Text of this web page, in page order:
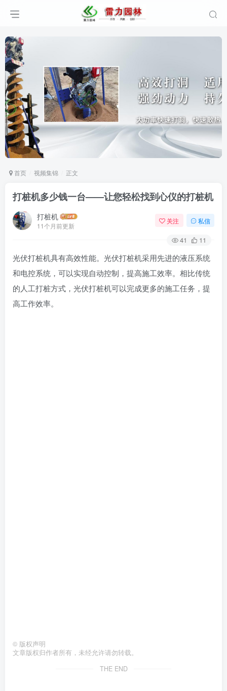
首页 视频集锦 正文
打桩机多少钱一台——让您轻松找到心仪的打桩机
打桩机
11个月前更新
关注 私信
41 11
光伏打桩机具有高效性能。光伏打桩机采用先进的液压系统
和电控系统，可以实现自动控制，提高施工效率。相比传统
的人工打桩方式，光伏打桩机可以完成更多的施工任务，提
高工作效率。
© 版权声明
文章版权归作者所有，未经允许请勿转载。
THE END